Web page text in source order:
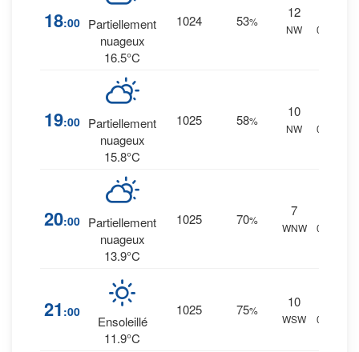
18:00 Partiellement
nuageux
16.5°C
1024 53%
12
NW
0 mm.
19:00 Partiellement
nuageux
15.8°C
1025 58%
10
NW
0 mm.
20:00 Partiellement
nuageux
13.9°C
1025 70%
7
WNW
0 mm.
21 :00
Ensoleillé
11.9°C
1025 75%
10
WSW
0 mm.